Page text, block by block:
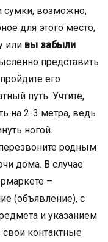
сумки, возможно,
для этого место,
или вы забыли
представить
его
путь. Учтите,
на 2-3 метра, ведь
ногой.
родным
дома. В случае
–
(объявление), с
и указанием
контактные